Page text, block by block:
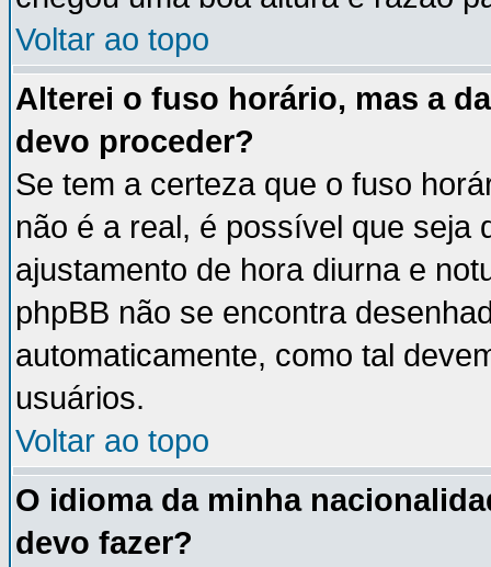
Voltar ao topo
Alterei o fuso horário, mas a
devo proceder?
Se tem a certeza que o fuso
não é a real, é possível que seja
ajustamento de hora diurna e
phpBB não se encontra
automaticamente, como tal
usuários.
Voltar ao topo
O idioma da minha
devo fazer?